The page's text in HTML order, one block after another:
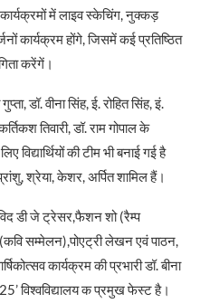
में लाइव स्केचिंग, नुक्कड़
कार्यक्रम होंगे, जिसमें कई प्रतिष्ठित
करेंगें।
डॉ. वीना सिंह, ई. रोहित सिंह, इं.
तिवारी, डॉ. राम गोपाल के
की टीम भी बनाई गई है
श्रेया, केशर, अर्पित शामिल हैं।
डी जे ट्रेसर,फैशन शो (रैम्प
सम्मेलन),पोएट्री लेखन एवं पाठन,
कार्यक्रम की प्रभारी डॉ. बीना
विश्वविद्यालय क प्रमुख फेस्ट है।